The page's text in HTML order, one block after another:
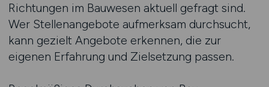
Richtungen im Bauwesen aktuell gefragt sind.
Wer Stellenangebote aufmerksam durchsucht,
kann gezielt Angebote erkennen, die zur
eigenen Erfahrung und Zielsetzung passen.